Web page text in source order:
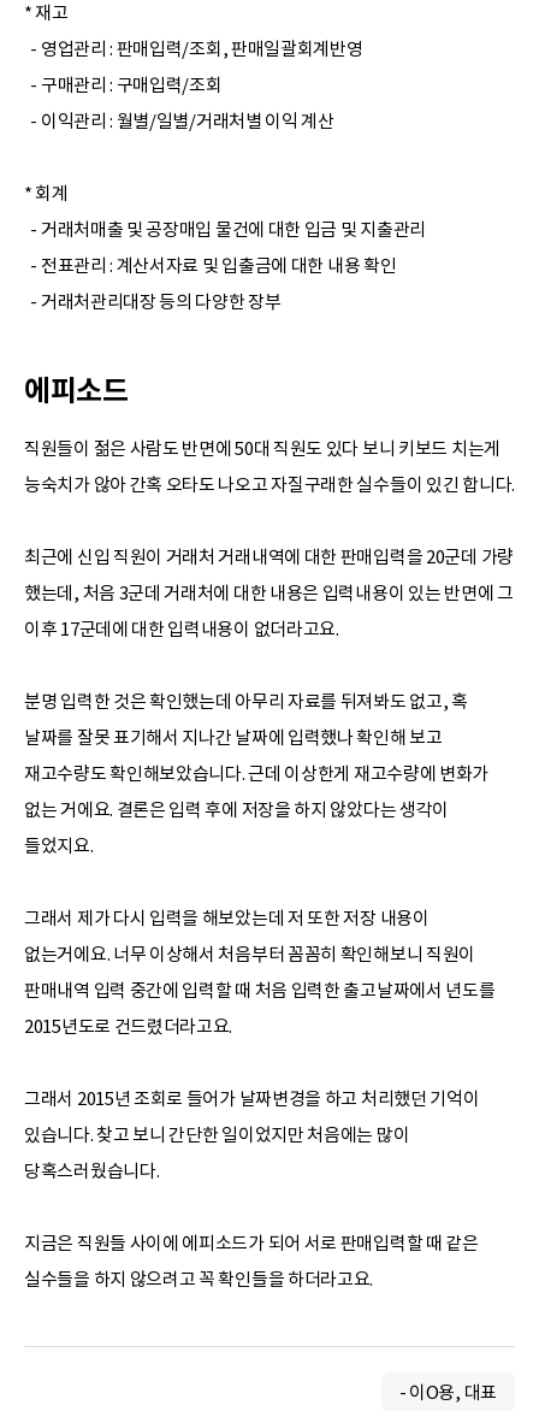
* 재고
- 영업관리 : 판매입력/조회, 판매일괄회계반영
- 구매관리 : 구매입력/조회
- 이익관리 : 월별/일별/거래처별 이익 계산
* 회계
- 거래처매출 및 공장매입 물건에 대한 입금 및 지출관리
- 전표관리 : 계산서자료 및 입출금에 대한 내용 확인
- 거래처관리대장 등의 다양한 장부
에피소드
직원들이 젊은 사람도 반면에 50대 직원도 있다 보니 키보드 치는게
능숙치가 않아 간혹 오타도 나오고 자질구래한 실수들이 있긴 합니다.
최근에 신입 직원이 거래처 거래내역에 대한 판매입력을 20군데 가량
했는데, 처음 3군데 거래처에 대한 내용은 입력내용이 있는 반면에 그
이후 17군데에 대한 입력내용이 없더라고요.
분명 입력한 것은 확인했는데 아무리 자료를 뒤져봐도 없고, 혹
날짜를 잘못 표기해서 지나간 날짜에 입력했나 확인해 보고
재고수량도 확인해보았습니다. 근데 이상한게 재고수량에 변화가
없는 거에요. 결론은 입력 후에 저장을 하지 않았다는 생각이
들었지요.
그래서 제가 다시 입력을 해보았는데 저 또한 저장 내용이
없는거에요. 너무 이상해서 처음부터 꼼꼼히 확인해보니 직원이
판매내역 입력 중간에 입력할 때 처음 입력한 출고날짜에서 년도를
2015년도로 건드렸더라고요.
그래서 2015년 조회로 들어가 날짜변경을 하고 처리했던 기억이
있습니다. 찾고 보니 간단한 일이었지만 처음에는 많이
당혹스러웠습니다.
지금은 직원들 사이에 에피소드가 되어 서로 판매입력할 때 같은
실수들을 하지 않으려고 꼭 확인들을 하더라고요.
- 이O용, 대표